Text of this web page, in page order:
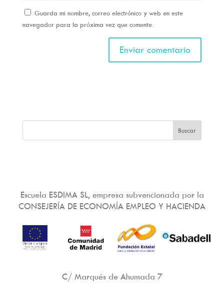
Guarda mi nombre, correo electrónico y web en este
navegador para la próxima vez que comente.
Escuela ESDIMA SL, empresa subvencionada por la
CONSEJERÍA DE ECONOMÍA EMPLEO Y HACIENDA
C/ Marqués de Ahumada 7